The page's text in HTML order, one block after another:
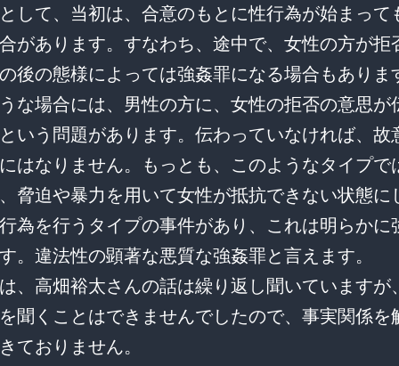
て、当初は、合意のもとに性行為が始まって
があります。すなわち、途中で、女性の方が拒
後の態様によっては強姦罪になる場合もありま
場合には、男性の方に、女性の拒否の意思が
いう問題があります。伝わっていなければ、故
はなりません。もっとも、このようなタイプで
脅迫や暴力を用いて女性が抵抗できない状態に
為を行うタイプの事件があり、これは明らかに
。違法性の顕著な悪質な強姦罪と言えます。
高畑裕太さんの話は繰り返し聞いていますが
聞くことはできませんでしたので、事実関係を
ておりません。